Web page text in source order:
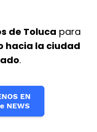
de Toluca para
hacia la ciudad
.